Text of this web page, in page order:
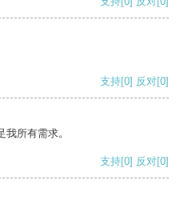
支持[0] 反对[0]
所有需求。
支持[0] 反对[0]